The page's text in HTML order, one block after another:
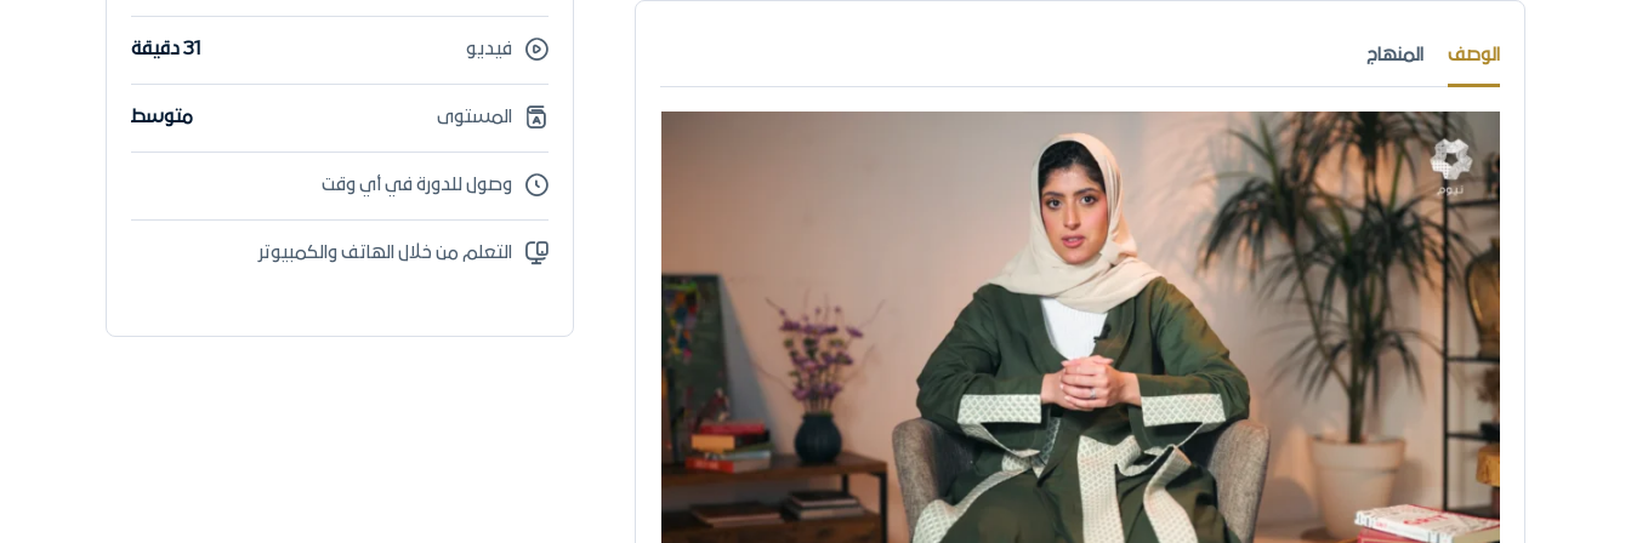
الوصف المنهاج فيديو 31 دقيقة
المستوى متوسط
وصول للدورة في أي وقت
التعلم من خلال الهاتف والكمبيوتر